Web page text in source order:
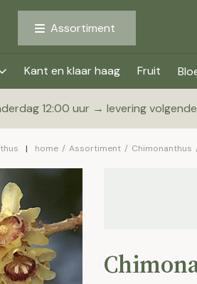
Assortiment
Kant en klaar haag Fruit
12:00 uur → levering
home / Assortiment / Chimonanthus